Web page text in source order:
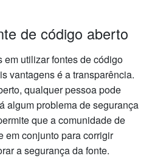
de código aberto
em utilizar fontes de código
vantagens é a transparência.
qualquer pessoa pode
algum problema de segurança
que a comunidade de
em conjunto para corrigir
a segurança da fonte.